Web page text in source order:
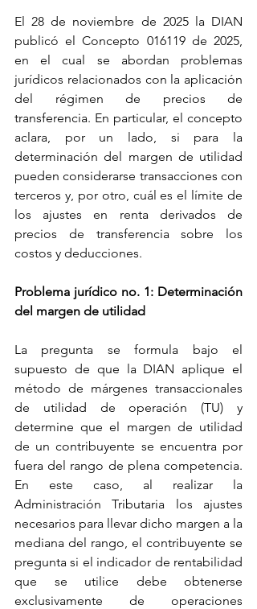
El 28 de noviembre de 2025 la DIAN
publicó el Concepto 016119 de 2025,
en el cual se abordan problemas
jurídicos relacionados con la aplicación
del régimen de precios de
transferencia. En particular, el concepto
aclara, por un lado, si para la
determinación del margen de utilidad
pueden considerarse transacciones con
terceros y, por otro, cuál es el límite de
los ajustes en renta derivados de
precios de transferencia sobre los
costos y deducciones.
Problema jurídico no. 1: Determinación
del margen de utilidad
La pregunta se formula bajo el
supuesto de que la DIAN aplique el
método de márgenes transaccionales
de utilidad de operación (TU) y
determine que el margen de utilidad
de un contribuyente se encuentra por
fuera del rango de plena competencia.
En este caso, al realizar la
Administración Tributaria los ajustes
necesarios para llevar dicho margen a la
mediana del rango, el contribuyente se
pregunta si el indicador de rentabilidad
que se utilice debe obtenerse
exclusivamente de operaciones